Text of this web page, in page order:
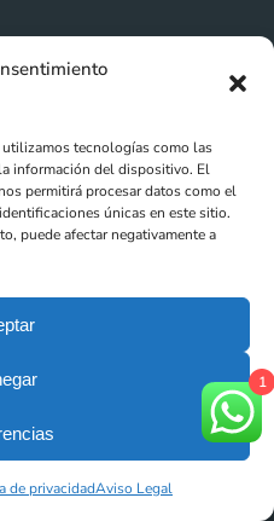
utilizamos tecnologías como las
información del dispositivo. El
permitirá procesar datos como el
únicas en este sitio.
puede afectar negativamente a
de privacidadAviso Legal
1